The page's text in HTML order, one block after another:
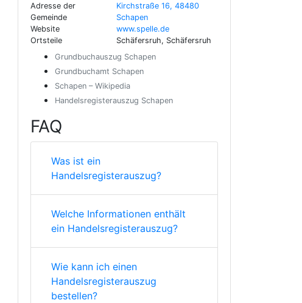
Adresse der
Gemeinde
Kirchstraße 16, 48480
Schapen
Website
www.spelle.de
Ortsteile
Schäfersruh, Schäfersruh
Grundbuchauszug Schapen
Grundbuchamt Schapen
Schapen – Wikipedia
Handelsregisterauszug Schapen
FAQ
Was ist ein
Handelsregisterauszug?
Welche Informationen enthält
ein Handelsregisterauszug?
Wie kann ich einen
Handelsregisterauszug
bestellen?